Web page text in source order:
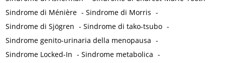
Sindrome di Ménière -Sindrome di Morris -
Sindrome di Sjögren -Sindrome di tako-tsubo -
Sindrome genito-urinaria della menopausa -
Sindrome Locked-In -Sindrome metabolica -